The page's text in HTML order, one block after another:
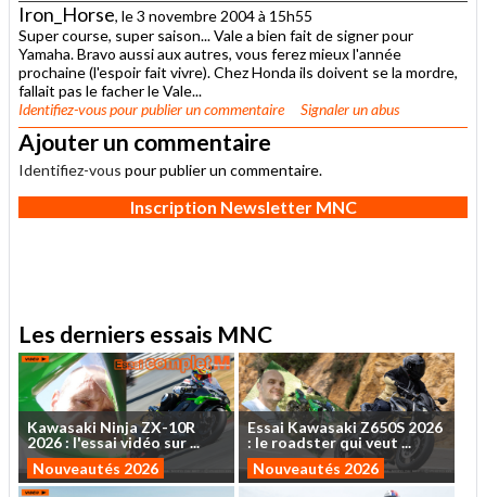
Iron_Horse, le 3 novembre 2004 à 15h55
Super course, super saison... Vale a bien fait de signer pour
Yamaha. Bravo aussi aux autres, vous ferez mieux l'année
prochaine (l'espoir fait vivre). Chez Honda ils doivent se la mordre,
fallait pas le facher le Vale...
Identifiez-vouspour publier un commentaire Signaler un abus
Ajouter un commentaire
Identifiez-vous pour publier un commentaire.
Inscription Newsletter MNC
Les derniers essais MNC
Kawasaki NinjaZX-10R
2026: l'essaividéo sur...
Nouveautés 2026
Essai KawasakiZ650S 2026
: le roadsterquiveut ...
Nouveautés 2026